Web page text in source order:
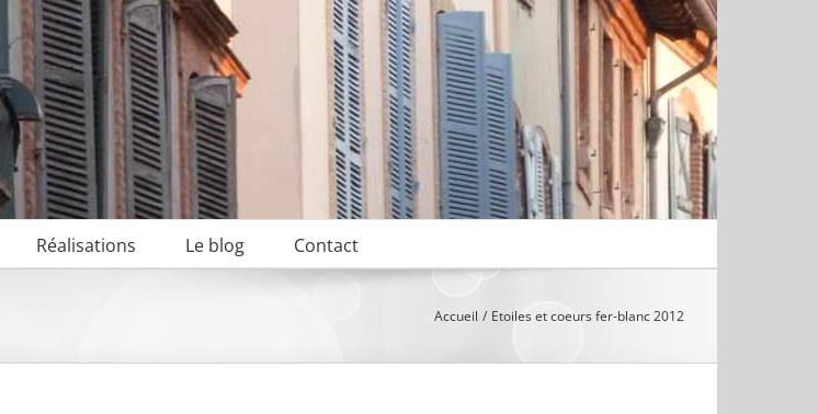
Réalisations Le blog Contact
Accueil Etoiles et coeurs fer-blanc 2012